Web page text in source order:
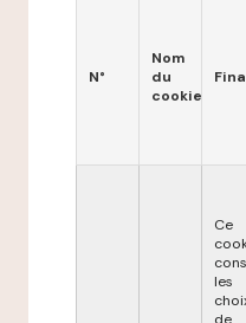
N°
Nom
du
cookie
Ce
les